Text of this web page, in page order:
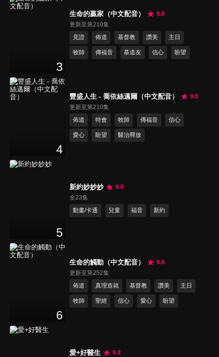
3
生命的贏家（中文配音）
9.8
更新至第210集
見證
佈道 基督教 讚美 主日
牧師 傳福音 慕道友 信心 盼望
4
豐盛人生 - 喬依絲邁爾（中文配音）
9.8
更新至第210集
佈道
特會 牧師 傳福音 信心
愛心 盼望 醫治釋放
5
新約妙妙妙
9.8
全23集
動畫/卡通
兒童 福音 新約
6
生命的觸動（中文配音）
9.8
更新至第252集
佈道
真理造就 基督教 讚美 主日
牧師 聖經 信心 愛心 盼望
愛+好醫生
9.8